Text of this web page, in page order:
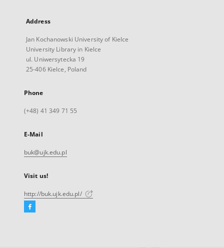
Address
Jan Kochanowski University of Kielce
University Library in Kielce
ul. Uniwersytecka 19
25-406 Kielce, Poland
Phone
(+48) 41 349 71 55
E-Mail
buk@ujk.edu.pl
Visit us!
http://buk.ujk.edu.pl/
Facebook